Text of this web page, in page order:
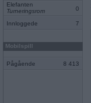
Elefanten
Turneringsrom
0
Innloggede 7
Mobilspill
Pågående 8 413